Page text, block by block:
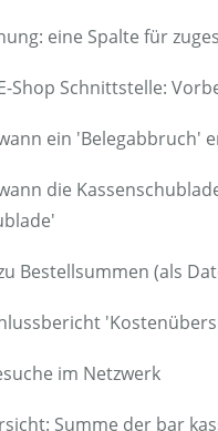
eine Spalte für
Shop Schnittstelle:
ein 'Belegabbruch'
die
Bestellsummen (als
im Netzwerk
Summe der bar